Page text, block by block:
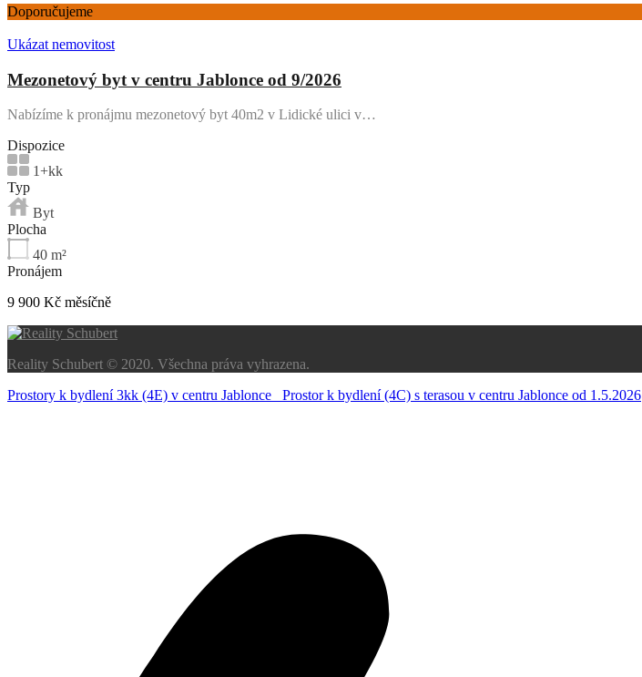
Doporučujeme
Ukázat nemovitost
Mezonetový byt v centru Jablonce od 9/2026
Nabízíme k pronájmu mezonetový byt 40m2 v Lidické ulici v…
Dispozice
1+kk
Typ
Byt
Plocha
40 m²
Pronájem
9 900 Kč měsíčně
Reality Schubert © 2020. Všechna práva vyhrazena.
Prostory k bydlení 3kk (4E) v centru Jablonce
Prostor k bydlení (4C) s terasou v centru Jablonce od 1.5.2026